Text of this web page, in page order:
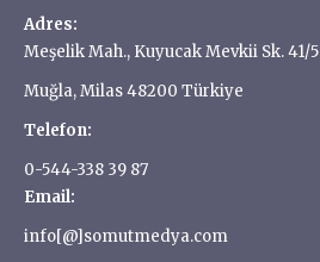
Adres:
Meşelik Mah., Kuyucak Mevkii Sk. 41/5
Muğla, Milas 48200 Türkiye
Telefon:
0-544-338 39 87
Email:
info[@]somutmedya.com